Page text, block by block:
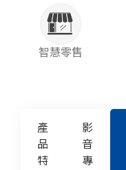
智慧零售
產
品
特
影
音
專